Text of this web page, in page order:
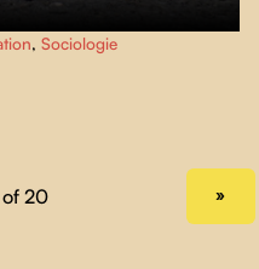
de bateaux surchargés et
savons-nous vraiment de ce que
, Sociologie
»